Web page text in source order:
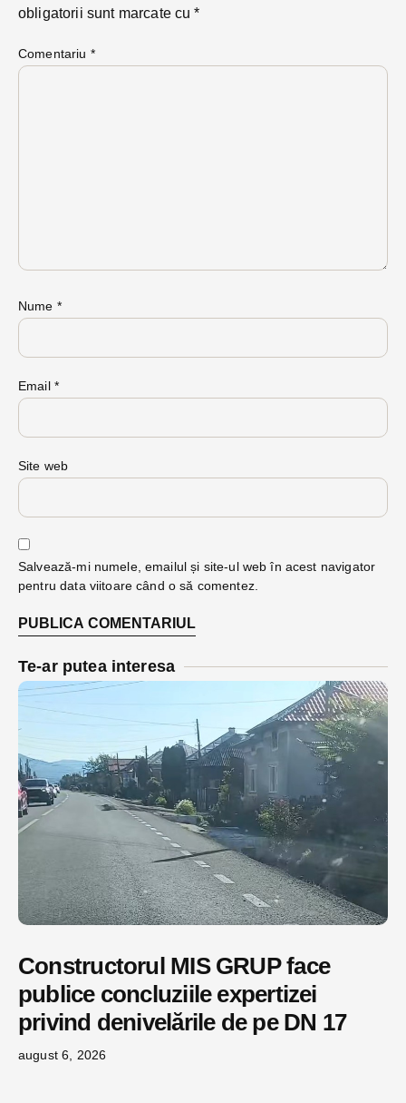
obligatorii sunt marcate cu*
Comentariu *
Nume *
Email *
Site web
Salvează-mi numele, emailul și site-ul web în acest navigator
pentru data viitoare când o să comentez.
Te-ar putea interesa
Constructorul MIS GRUP face
publice concluziile expertizei
privind denivelările de pe DN 17
august 6, 2026